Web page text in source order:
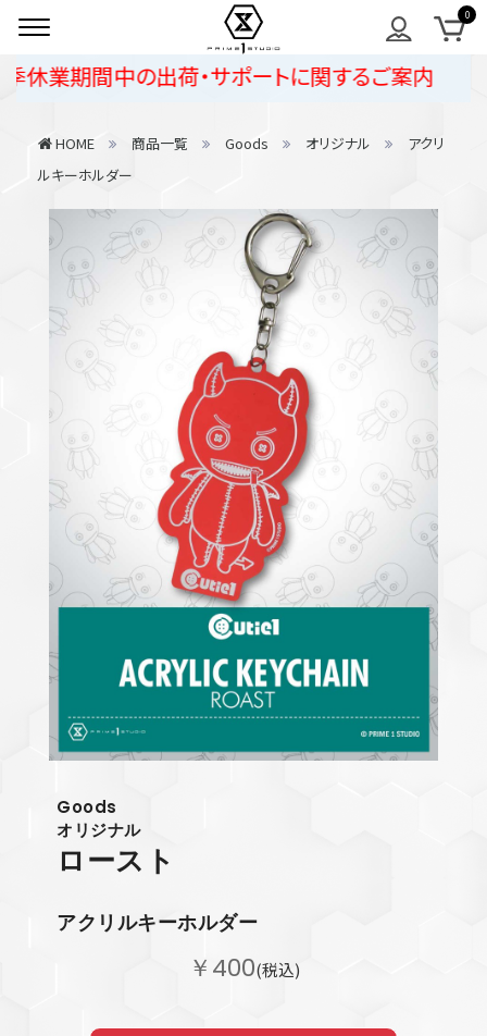
期間中の出荷・サポートに関するご案内
HOME 商品一覧 Goods オリジナル
アクリ
ルキーホルダー
Goods
オリジナル
ロースト
アクリルキーホルダー
￥400(税込)